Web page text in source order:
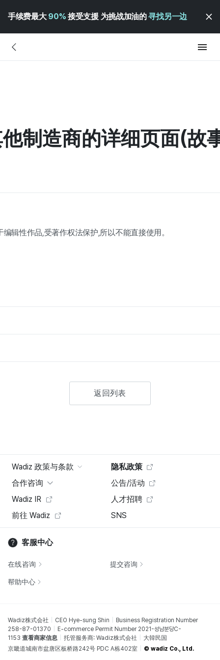
手续费最大 90% 接受支援 为挑战加油的寻找另一边
制造商的详细页面(故
辑性作品,受著作权法保护,所以不能直接使用。
返回列表
Wadiz 政策与条款
隐私政策
合作咨询
公告/活动
Wadiz IR
人才招聘
前往 Wadiz
SNS
客服中心
在线咨询 提交咨询
帮助中心
Wadiz株式会社 CEO Hye-sung Shin
Business Registration Number
258-87-01370
E-commerce Permit Number 2021-성남분당C-
1153 查看商家信息 托管服务商: Wadiz株式会社
大韓民国
京畿道城南市盆唐区板桥路242号 PDC A栋402室
© wadiz Co., Ltd.